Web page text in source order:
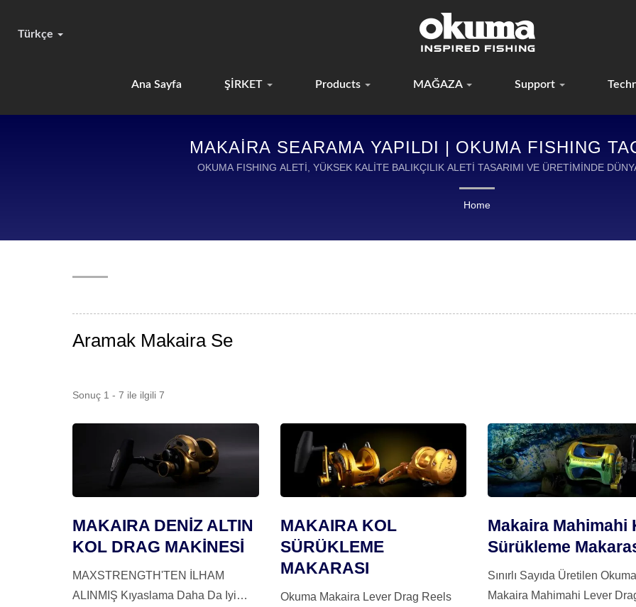
Ana Sayfa ŞİRKET Products MAĞAZA Support
Türkçe
MAKAIRA SEARAMA YAPILDI | OKUMA FISHING
OKUMA FISHING ALETİ, YÜKSEK KALİTE BALIKÇILIK ALETİ TASARIMI VE ÜRETİMİNDE
Home
Aramak Makaira Se
Sonuç 1 - 7 ile ilgili 7
MAKAIRA DENİZ ALTIN
KOL DRAG MAKİNESİ
MAXSTRENGTH'TEN İLHAM
ALINMIŞ Kıyaslama Daha Da Iyi
MAKAIRA KOL
SÜRÜKLEME
MAKARASI
Okuma Makaira Lever Drag Reels
Makaira Mahimahi
Sürükleme
Sınırlı Sayıda Üretilen Okuma
Makaira Mahimahi Lever